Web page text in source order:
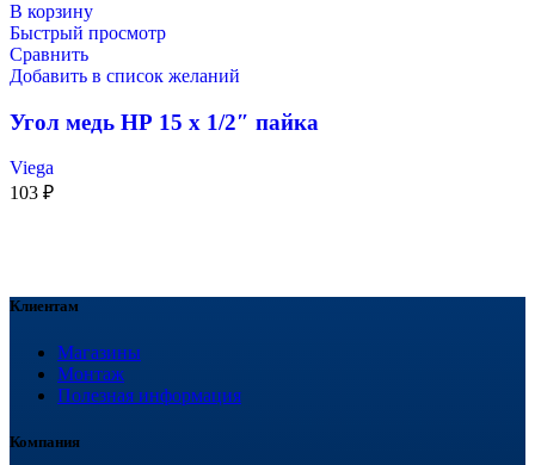
В корзину
Быстрый просмотр
Сравнить
Добавить в список желаний
Угол медь НР 15 х 1/2″ пайка
Viega
103 ₽
Клиентам
Магазины
Монтаж
Полезная информация
Компания